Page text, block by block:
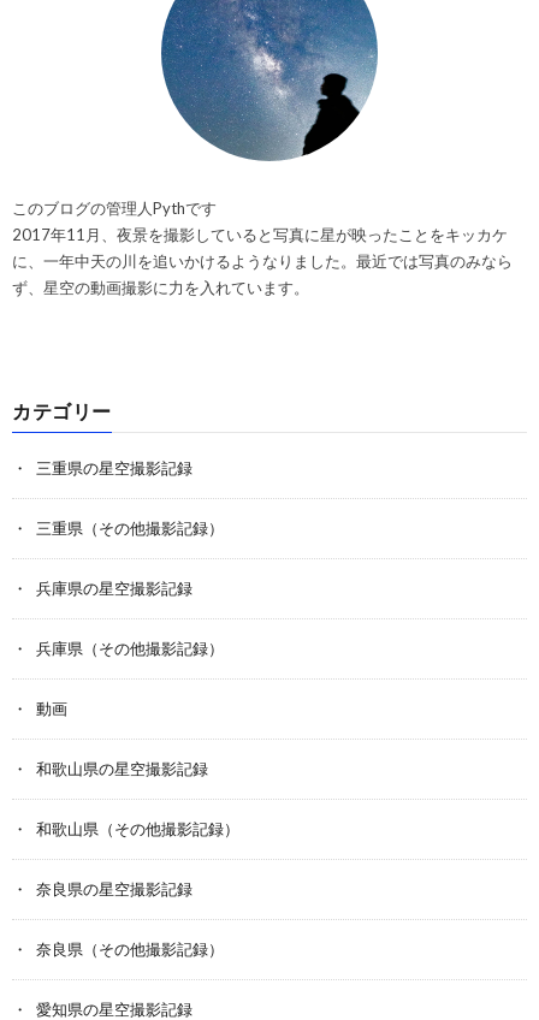
このブログの管理人Pythです
2017年11月、夜景を撮影していると写真に星が映ったことをキッカケ
に、一年中天の川を追いかけるようなりました。最近では写真のみなら
ず、星空の動画撮影に力を入れています。
カテゴリー
三重県の星空撮影記録
三重県（その他撮影記録）
兵庫県の星空撮影記録
兵庫県（その他撮影記録）
動画
和歌山県の星空撮影記録
和歌山県（その他撮影記録）
奈良県の星空撮影記録
奈良県（その他撮影記録）
愛知県の星空撮影記録